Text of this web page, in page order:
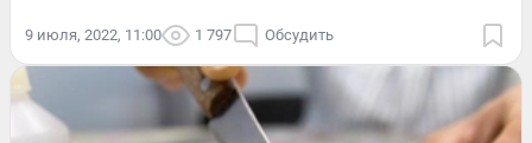
9 июля, 2022, 11:00 1 797 Обсудить